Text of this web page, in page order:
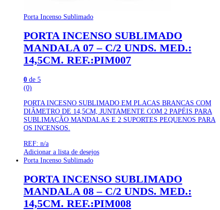
Porta Incenso Sublimado
PORTA INCENSO SUBLIMADO
MANDALA 07 – C/2 UNDS. MED.:
14,5CM. REF.:PIM007
0 de 5
(0)
PORTA INCESNO SUBLIMADO EM PLACAS BRANCAS COM
DIÂMETRO DE 14,5CM, JUNTAMENTE COM 2 PAPÉIS PARA
SUBLIMAÇÃO MANDALAS E 2 SUPORTES PEQUENOS PARA
OS INCENSOS.
REF: n/a
Adicionar a lista de desejos
Porta Incenso Sublimado
PORTA INCENSO SUBLIMADO
MANDALA 08 – C/2 UNDS. MED.:
14,5CM. REF.:PIM008